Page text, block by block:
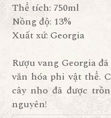
Thể tích: 750ml
Nồng độ: 13%
Xuất xứ: Georgia
Rượu vang Georgia
văn hóa phi vật thể.
cây nho đã được
nguyên!